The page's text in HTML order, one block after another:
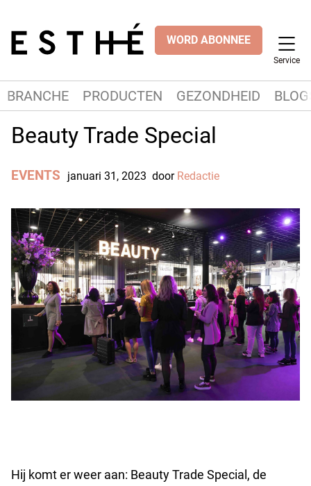
WORD ABONNEE
Service
BRANCHE PRODUCTEN GEZONDHEID
Beauty Trade Special
EVENTS januari 31, 2023 door Redactie
Hij komt er weer aan: Beauty Trade Special, de